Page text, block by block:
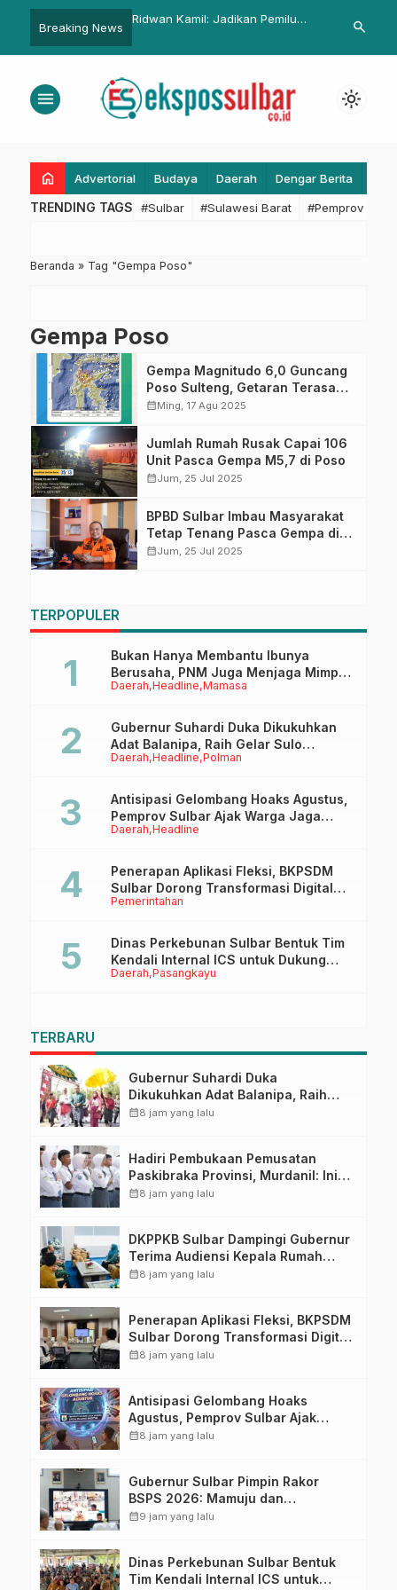
Breaking News
Masyarakat
Layanan Publik
Ridwan Kamil: Jadikan Pemilu
Demokrasi yang Damai
Tertib
Unit Randis
search
menu light_mode
home Advertorial Budaya Daerah Dengar Berita
TRENDING TAGS #Sulbar #Sulawesi Barat #Pemprov
Beranda » Tag "Gempa Poso"
Gempa Poso
Gempa Magnitudo 6,0 Guncang
Poso Sulteng, Getaran Terasa
Hingga Mamuju
calendar_monthMing, 17 Agu 2025
Jumlah Rumah Rusak Capai 106
Unit Pasca Gempa M5,7 di Poso
calendar_monthJum, 25 Jul 2025
BPBD Sulbar Imbau Masyarakat
Tetap Tenang Pasca Gempa di
Poso dan Malunda
calendar_monthJum, 25 Jul 2025
TERPOPULER
Daerah Headline Mamasa
Bukan Hanya Membantu Ibunya
Berusaha, PNM Juga Menjaga Mimpi
Anaknya Untuk Menggapai Cita-Cita
Daerah Headline Polman
Gubernur Suhardi Duka Dikukuhkan
Adat Balanipa, Raih Gelar Sulo
Tappidena
Daerah Headline
Antisipasi Gelombang Hoaks Agustus,
Pemprov Sulbar Ajak Warga Jaga
Ruang Digital
Pemerintahan
Penerapan Aplikasi Fleksi, BKPSDM
Sulbar Dorong Transformasi Digital
Sistem Kehadiran ASN
Daerah Pasangkayu
Dinas Perkebunan Sulbar Bentuk Tim
Kendali Internal ICS untuk Dukung
Sertifikasi ISPO Pekebun di
TERBARU
Gubernur Suhardi Duka
Dikukuhkan Adat Balanipa, Raih
Gelar Sulo Tappidena
calendar_month8 jam yang lalu
Hadiri Pembukaan Pemusatan
Paskibraka Provinsi, Murdanil: Ini
Membentuk Karakter Hingga
calendar_month8 jam yang lalu
DKPPKB Sulbar Dampingi Gubernur
Terima Audiensi Kepala Rumah
Sakit TK. III Punggawa Malolo
calendar_month8 jam yang lalu
Penerapan Aplikasi Fleksi, BKPSDM
Sulbar Dorong Transformasi Digital
Sistem Kehadiran ASN
calendar_month8 jam yang lalu
Antisipasi Gelombang Hoaks
Agustus, Pemprov Sulbar Ajak
Warga Jaga Ruang Digital
calendar_month8 jam yang lalu
Gubernur Sulbar Pimpin Rakor
BSPS 2026: Mamuju dan
Pasangkayu Masih Nol Realisasi
calendar_month9 jam yang lalu
Dinas Perkebunan Sulbar Bentuk
Tim Kendali Internal ICS untuk